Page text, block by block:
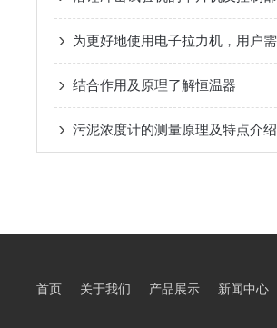
结合作用及原理了解恒温器
污泥浓度计的测量原理及特点介绍
首页 关于我们 产品展示 新闻中心